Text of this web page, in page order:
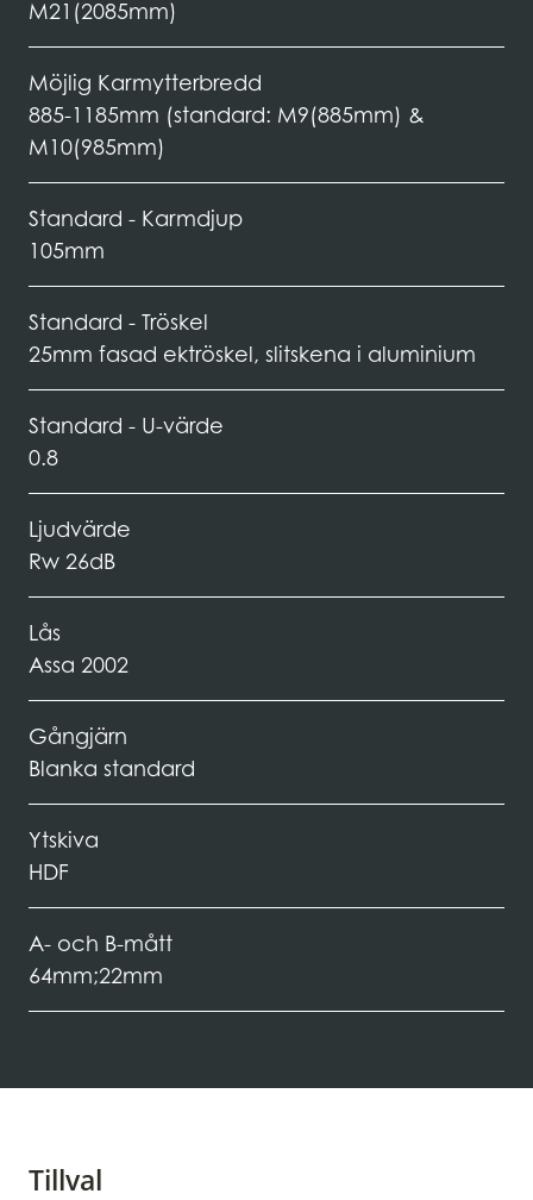
M21(2085mm)
Möjlig Karmytterbredd
885-1185mm (standard: M9(885mm) &
M10(985mm)
Standard - Karmdjup
105mm
Standard - Tröskel
25mm fasad ektröskel, slitskena i aluminium
Standard - U-värde
0.8
Ljudvärde
Rw 26dB
Lås
Assa 2002
Gångjärn
Blanka standard
Ytskiva
HDF
A- och B-mått
64mm;22mm
Tillval